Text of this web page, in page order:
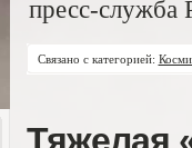
пресс-служба
Связано с категорией: